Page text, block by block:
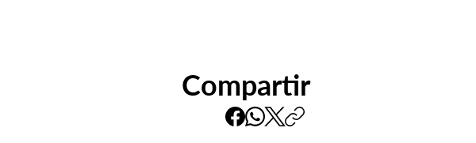
Compartir